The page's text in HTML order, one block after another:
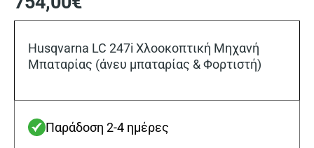
Husqvarna LC 247i Χλοοκοπτική Μηχανή
Μπαταρίας (άνευ μπαταρίας & Φορτιστή)
Παράδοση 2-4 ημέρες